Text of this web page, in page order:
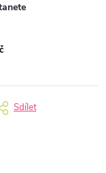
Sdílet